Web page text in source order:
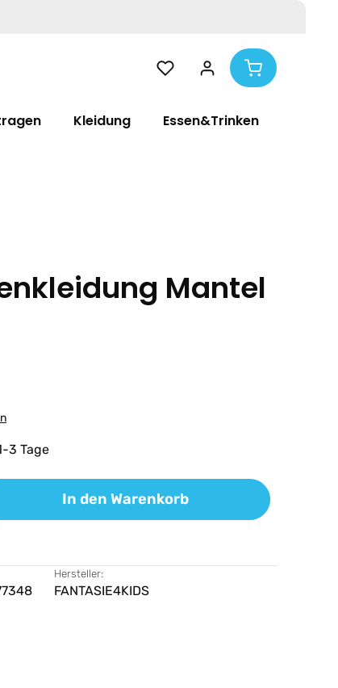
Kleidung Essen&Trinken
Mantel
3 Tage
gewünschten Wert ein oder
In den Warenkorb
Hersteller:
FANTASIE4KIDS